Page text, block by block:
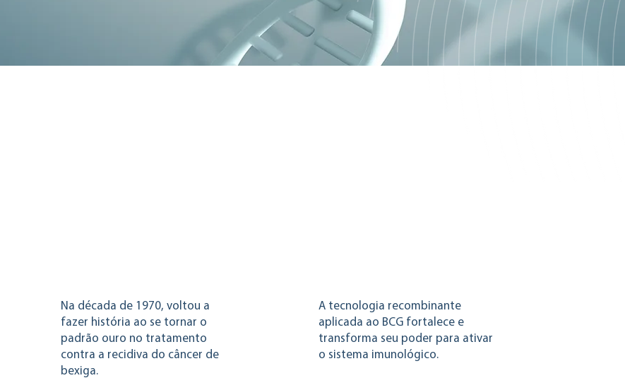
A tecnologia recombinante
aplicada ao BCG fortalece e
transforma seu poder para ativar
o sistema imunológico.
Na década de 1970, voltou a
fazer história ao se tornar o
padrão ouro no tratamento
contra a recidiva do câncer de
bexiga.